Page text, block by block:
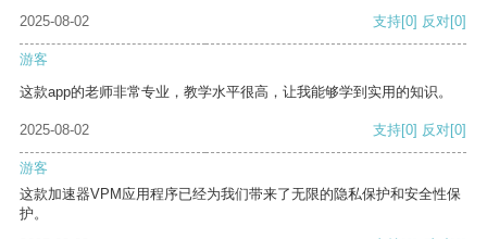
2025-08-02
支持[0] 反对[0]
游客
这款app的老师非常专业，教学水平很高，让我能够学到实用的知识。
2025-08-02 支持[0] 反对[0]
游客
这款加速器VPM应用程序已经为我们带来了无限的隐私保护和安全性保
护。